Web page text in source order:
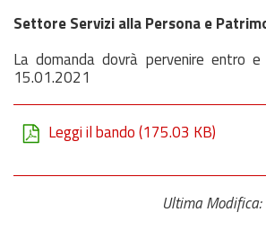
Settore Servizi alla Persona e
La domanda dovrà pervenire entro
15.01.2021
Leggi il bando(175.03 KB)
Ultima